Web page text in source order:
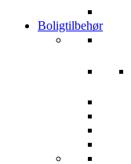
Boligtilbehør